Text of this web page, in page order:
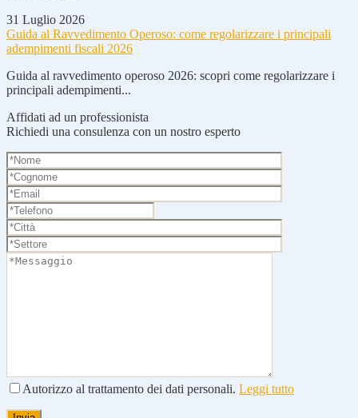
31 Luglio 2026
Guida al Ravvedimento Operoso: come regolarizzare i principali
adempimenti fiscali 2026
Guida al ravvedimento operoso 2026: scopri come regolarizzare i
principali adempimenti...
Affidati ad un professionista
Richiedi una consulenza con un nostro esperto
Autorizzo al trattamento dei dati personali. Leggi tutto